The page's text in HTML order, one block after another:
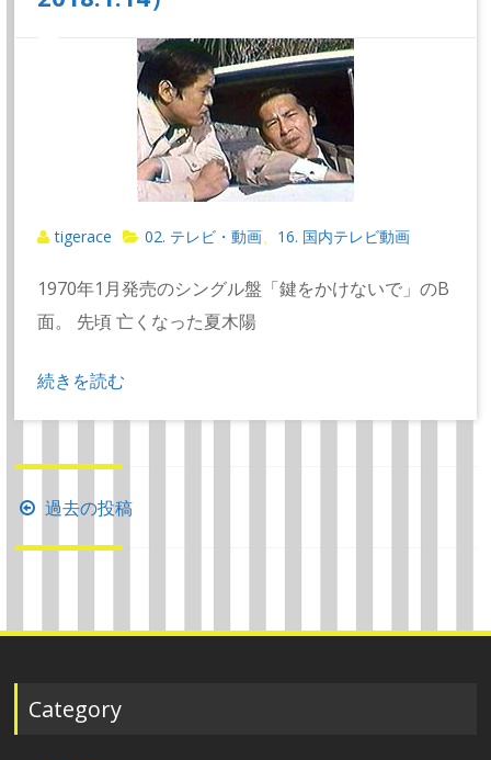
tigerace 02. テレビ・動画 16. 国内テレビ動画
1970年1月発売のシングル盤「鍵をかけないで」のB
面。 先頃 亡くなった夏木陽
続きを読む
投
稿
ゲ
シ
ョ
過去の投稿
Category